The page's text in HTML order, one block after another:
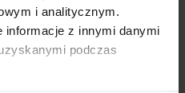
i analitycznym.
informacje z innymi danymi
podczas
SPECJALISTĘ
produktów, zdobień lub współpracy,
Ci pomogą.